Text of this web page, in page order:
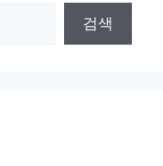
검색